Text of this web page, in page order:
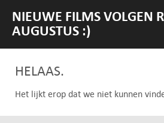
NIEUWE FILMS VOLGEN
AUGUSTUS :)
HELAAS.
Het lijkt erop dat we niet kunnen